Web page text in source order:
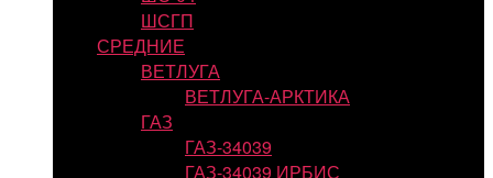
ШСГП
СРЕДНИЕ
ВЕТЛУГА
ВЕТЛУГА-АРКТИКА
ГАЗ
ГАЗ-34039
ГАЗ-34039 ИРБИС